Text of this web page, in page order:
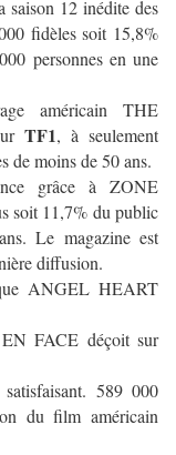
saison 12 inédite des
fidèles soit 15,8%
personnes en une
américain THE
TF1, à seulement
de moins de 50 ans.
grâce à ZONE
soit 11,7% du public
Le magazine est
diffusion.
ANGEL HEART
FACE déçoit sur
589 000
du film américain